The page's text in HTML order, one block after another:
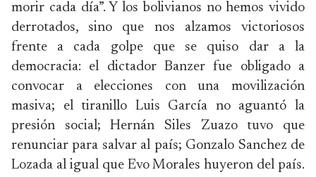
morir cada día”. Y los bolivianos no hemos vivido
derrotados, sino que nos alzamos victoriosos
frente a cada golpe que se quiso dar a la
democracia: el dictador Banzer fue obligado a
convocar a elecciones con una movilización
masiva; el tiranillo Luis García no aguantó la
presión social; Hernán Siles Zuazo tuvo que
renunciar para salvar al país; Gonzalo Sanchez de
Lozada al igual que Evo Morales huyeron del país.